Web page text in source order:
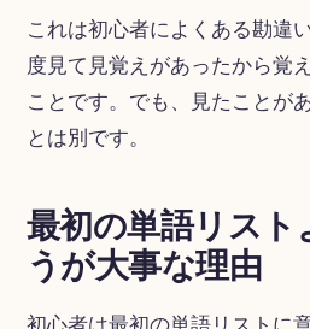
これは初心者によくある勘違
度見て見覚えがあったから覚
ことです。でも、見たことが
とは別です。
最初の単語リスト
うが大事な理由
初心者は最初の単語リストに